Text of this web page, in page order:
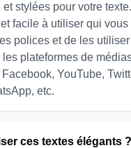
stylées pour votre
facile à utiliser qui vous
polices et de les
plateformes de
YouTube,
etc.
ces textes élégants ?